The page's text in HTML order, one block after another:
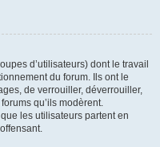
d’utilisateurs) dont le travail
du forum. Ils ont le
de verrouiller, déverrouiller,
qu’ils modèrent.
les utilisateurs partent en